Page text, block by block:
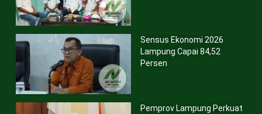
Sensus Ekonomi 2026
Lampung Capai 84,52
Persen
Pemprov Lampung Perkuat